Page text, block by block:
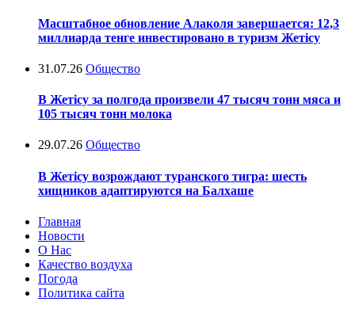
Масштабное обновление Алаколя завершается: 12,3
миллиарда тенге инвестировано в туризм Жетісу
31.07.26 Общество
В Жетісу за полгода произвели 47 тысяч тонн мяса и
105 тысяч тонн молока
29.07.26 Общество
В Жетісу возрождают туранского тигра: шесть
хищников адаптируются на Балхаше
Главная
Новости
О Нас
Качество воздуха
Погода
Политика сайта